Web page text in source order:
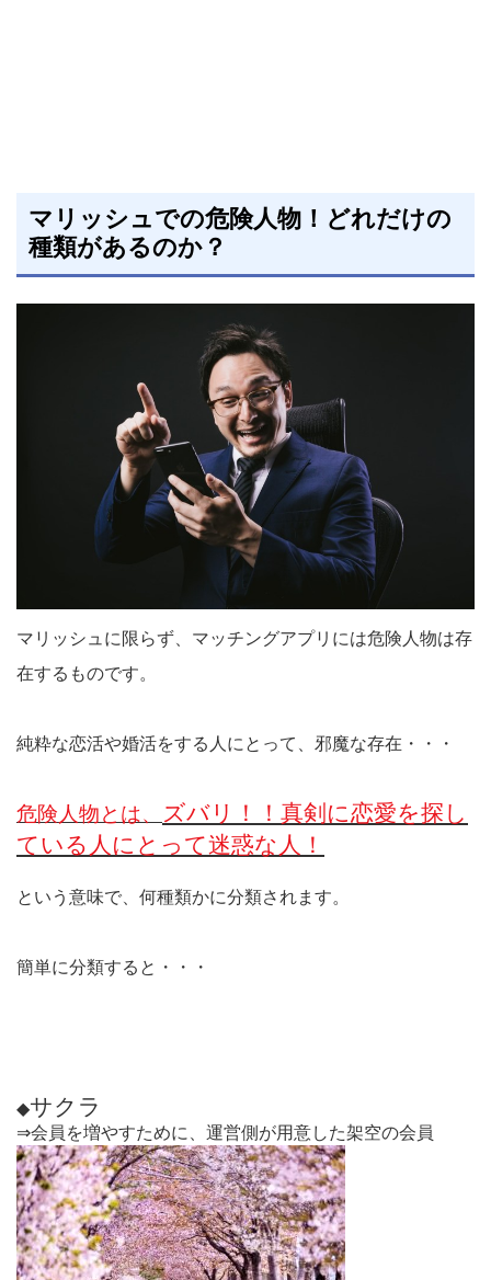
マリッシュでの危険人物！どれだけの
種類があるのか？
マリッシュに限らず、マッチングアプリには危険人物は存
在するものです。
純粋な恋活や婚活をする人にとって、邪魔な存在・・・
危険人物とは、 ズバリ！！真剣に恋愛を探し
ている人にとって迷惑な人！
という意味で、何種類かに分類されます。
簡単に分類すると・・・
◆サクラ
⇒会員を増やすために、運営側が用意した架空の会員